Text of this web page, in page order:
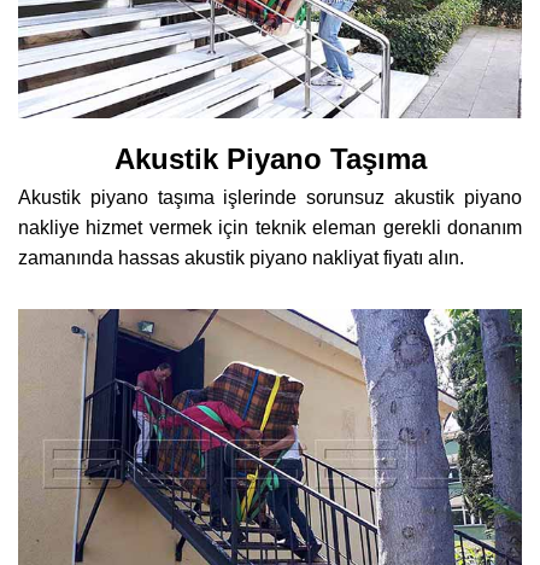
Akustik Piyano Taşıma
Akustik piyano taşıma işlerinde sorunsuz akustik piyano
nakliye hizmet vermek için teknik eleman gerekli donanım
zamanında hassas akustik piyano nakliyat fiyatı alın.